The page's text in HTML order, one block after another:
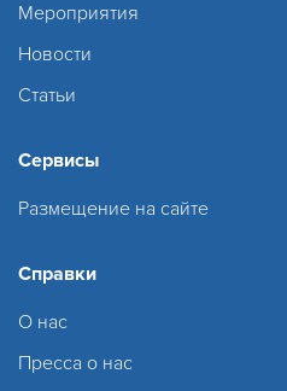
Мероприятия
Новости
Статьи
Сервисы
Размещение на сайте
Справки
О нас
Пресса о нас